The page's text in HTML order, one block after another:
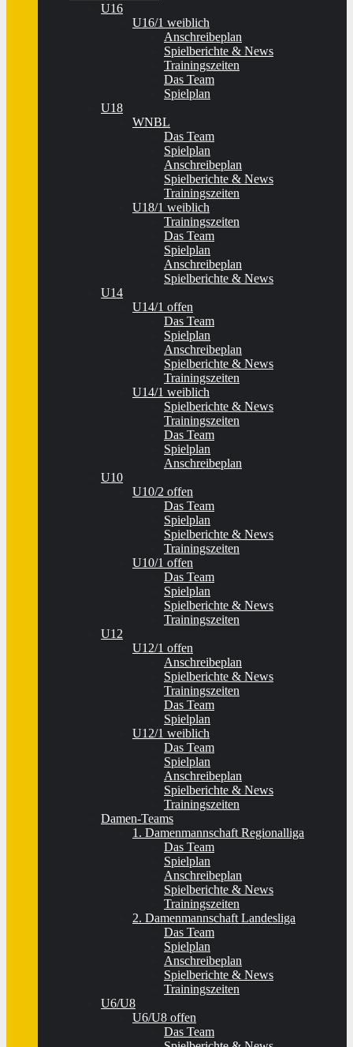
U16
U16/1 weiblich
Anschreibeplan
Spielberichte & News
Trainingszeiten
Das Team
Spielplan
U18
WNBL
Das Team
Spielplan
Anschreibeplan
Spielberichte & News
Trainingszeiten
U18/1 weiblich
Trainingszeiten
Das Team
Spielplan
Anschreibeplan
Spielberichte & News
U14
U14/1 offen
Das Team
Spielplan
Anschreibeplan
Spielberichte & News
Trainingszeiten
U14/1 weiblich
Spielberichte & News
Trainingszeiten
Das Team
Spielplan
Anschreibeplan
U10
U10/2 offen
Das Team
Spielplan
Spielberichte & News
Trainingszeiten
U10/1 offen
Das Team
Spielplan
Spielberichte & News
Trainingszeiten
U12
U12/1 offen
Anschreibeplan
Spielberichte & News
Trainingszeiten
Das Team
Spielplan
U12/1 weiblich
Das Team
Spielplan
Anschreibeplan
Spielberichte & News
Trainingszeiten
Damen-Teams
1. Damenmannschaft Regionalliga
Das Team
Spielplan
Anschreibeplan
Spielberichte & News
Trainingszeiten
2. Damenmannschaft Landesliga
Das Team
Spielplan
Anschreibeplan
Spielberichte & News
Trainingszeiten
U6/U8
U6/U8 offen
Das Team